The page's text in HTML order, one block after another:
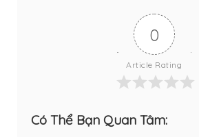
0
Article Rating
Có Thể Bạn Quan Tâm: